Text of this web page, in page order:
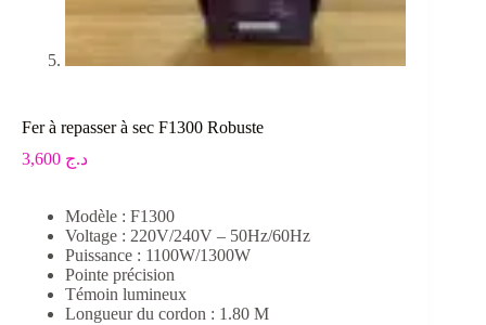
Fer à repasser à sec F1300 Robuste
د.ج
Modèle : F1300
Voltage : 220V/240V – 50Hz/60Hz
Puissance : 1100W/1300W
Pointe précision
Témoin lumineux
Longueur du cordon : 1.80 M